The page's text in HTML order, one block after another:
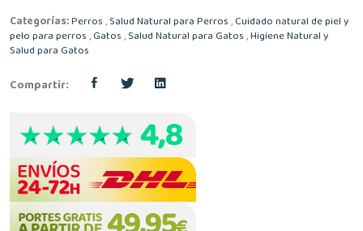
Categorías:Perros,Salud Natural para Perros,Cuidado natural de piel y
pelo para perros,Gatos,Salud Natural para Gatos,Higiene Natural y
Salud para Gatos
Compartir: